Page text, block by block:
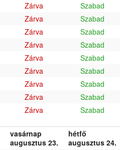
Zárva Szabad
Zárva Szabad
Zárva Szabad
Zárva Szabad
Zárva Szabad
Zárva Szabad
Zárva Szabad
Zárva Szabad
Zárva Szabad
vasárnap
augusztus 23.
hétfő
augusztus 24.